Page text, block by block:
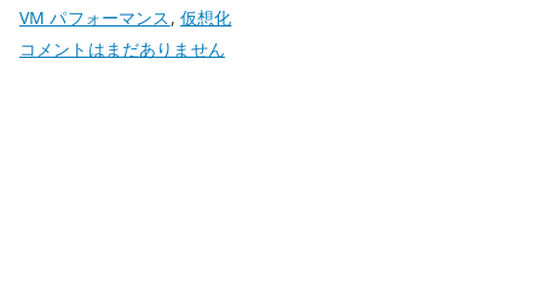
VM パフォーマンス , 仮想化
VM
コメントはまだありません